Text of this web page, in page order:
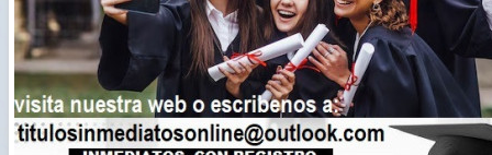
简体中文
日本語
ไทย
Română
ქართული